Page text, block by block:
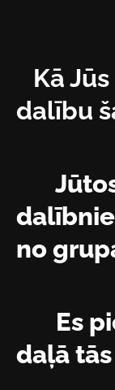
Kā
dalību
Jūtos
no
Es
daļā